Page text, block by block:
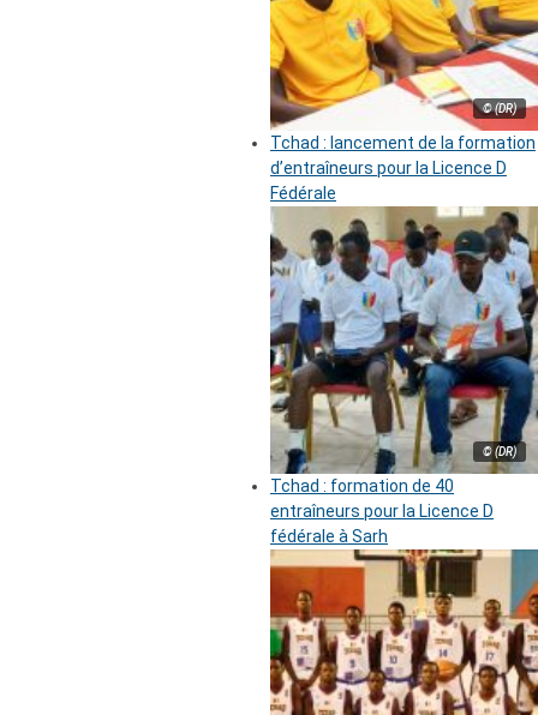
© (DR)
Tchad : lancement de la formation
d’entraîneurs pour la Licence D
Fédérale
© (DR)
Tchad : formation de 40
entraîneurs pour la Licence D
fédérale à Sarh